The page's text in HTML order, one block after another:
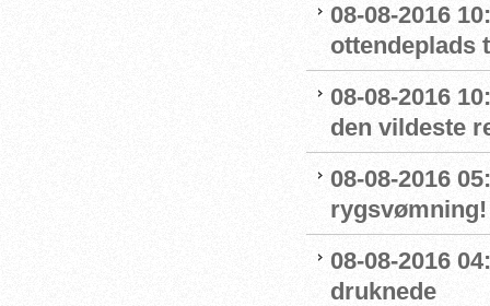
08-08-2016
ottendeplads
08-08-2016
den vildeste
08-08-2016
rygsvømning!
08-08-2016
druknede